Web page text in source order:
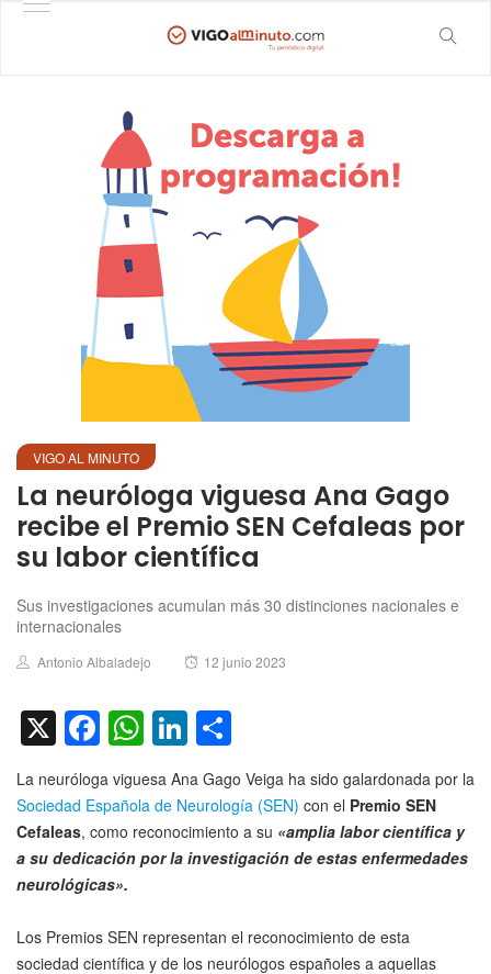
VIGO AL MINUTO
La neuróloga viguesa Ana Gago
recibe el Premio SEN Cefaleas por
su labor científica
Sus investigaciones acumulan más 30 distinciones nacionales e
internacionales
Author
Antonio Albaladejo
Posted
12 junio 2023
X Facebook
WhatsApp
LinkedIn
La neuróloga viguesa Ana Gago Veiga ha sido galardonada por la
Sociedad Española de Neurología (SEN) con el Premio SEN
Cefaleas, como reconocimiento a su «amplia labor científica y
a su dedicación por la investigación de estas enfermedades
neurológicas».
Los Premios SEN representan el reconocimiento de esta
sociedad científica y de los neurólogos españoles a aquellas